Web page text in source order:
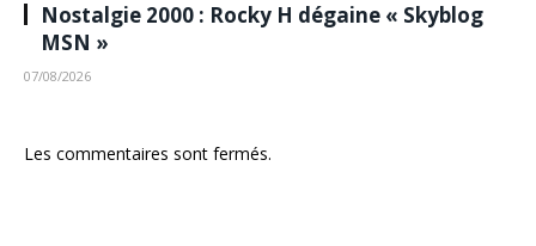
Nostalgie 2000 : Rocky H dégaine « Skyblog
MSN »
07/08/2026
Les commentaires sont fermés.